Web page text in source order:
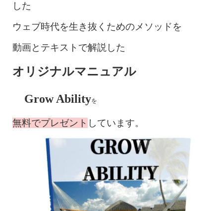
した
ウェブ時代を生き抜くためのメソッドを
動画とテキストで解説した
オリジナルマニュアル
Grow Abilityを
無料でプレゼント しています。